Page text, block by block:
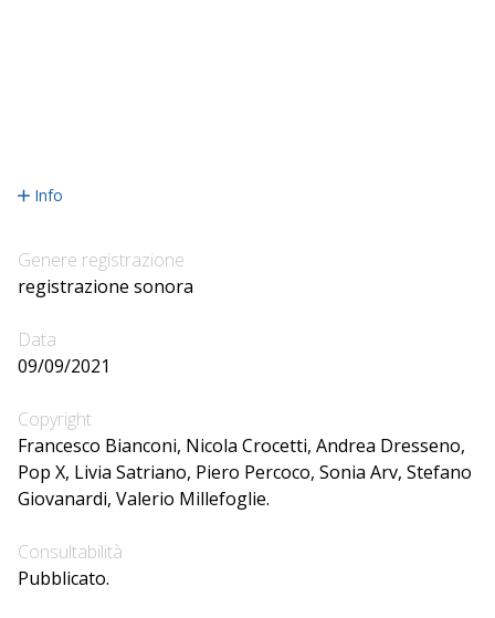
Info
Genere registrazione
registrazione sonora
Data
09/09/2021
Copyright
Francesco Bianconi, Nicola Crocetti, Andrea Dresseno,
Pop X, Livia Satriano, Piero Percoco, Sonia Arv, Stefano
Giovanardi, Valerio Millefoglie.
Consultabilità
Pubblicato.